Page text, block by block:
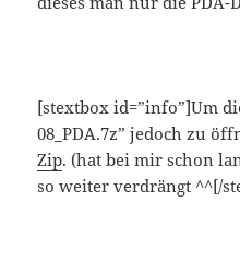
[stextbox id=”info”]Um
08_PDA.7z” jedoch zu
Zip. (hat bei mir schon
so weiter verdrängt ^^[/